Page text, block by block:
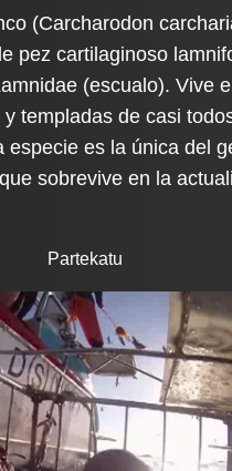
(Carcharodon
pez cartilaginoso
(escualo). Vive
templadas de casi
especie es la única del
sobrevive en la
Partekatu